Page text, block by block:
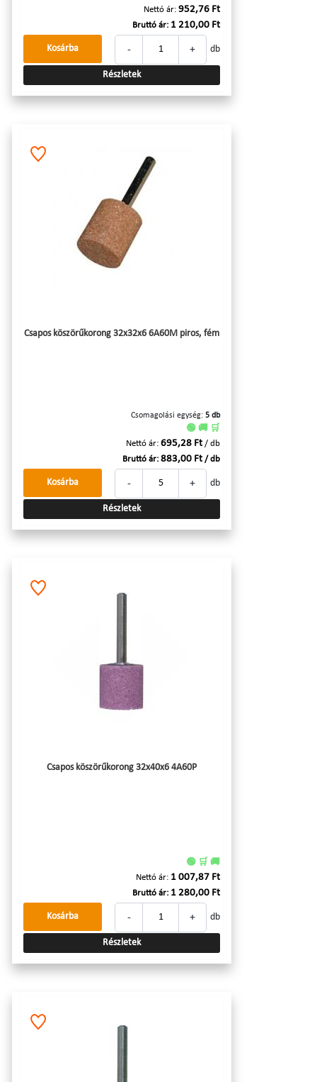
Nettó ár: 952,76 Ft
Bruttó ár: 1 210,00 Ft
- + db
Kosárba
Részletek
Csapos köszörűkorong 32x32x6 6A60M piros, fém
Csomagolási egység: 5 db
🟢 🚚 🛒
Nettó ár: 695,28 Ft / db
Bruttó ár: 883,00 Ft / db
- + db
Kosárba
Részletek
Csapos köszörűkorong 32x40x6 4A60P
🟢 🛒 🚚
Nettó ár: 1 007,87 Ft
Bruttó ár: 1 280,00 Ft
- + db
Kosárba
Részletek